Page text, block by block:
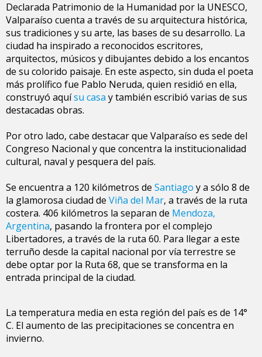
Declarada Patrimonio de la Humanidad por la UNESCO,
Valparaíso cuenta a través de su arquitectura histórica,
sus tradiciones y su arte, las bases de su desarrollo. La
ciudad ha inspirado a reconocidos escritores,
arquitectos, músicos y dibujantes debido a los encantos
de su colorido paisaje. En este aspecto, sin duda el poeta
más prolífico fue Pablo Neruda, quien residió en ella,
construyó aquísu casa y también escribió varias de sus
destacadas obras.
Por otro lado, cabe destacar que Valparaíso es sede del
Congreso Nacional y que concentra la institucionalidad
cultural, naval y pesquera del país.
Se encuentra a 120 kilómetros de Santiago y a sólo 8 de
la glamorosa ciudad de Viña del Mar, a través de la ruta
costera. 406 kilómetros la separan de Mendoza,
Argentina, pasando la frontera por el complejo
Libertadores, a través de la ruta 60. Para llegar a este
terruño desde la capital nacional por vía terrestre se
debe optar por la Ruta 68, que se transforma en la
entrada principal de la ciudad.
La temperatura media en esta región del país es de 14°
C. El aumento de las precipitaciones se concentra en
invierno.